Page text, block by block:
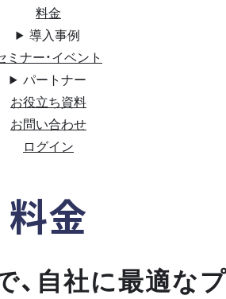
料金
導入事例
ミナー・イベント
パートナー
お役立ち資料
お問い合わせ
ログイン
料金
、自社に最適な